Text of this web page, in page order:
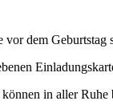
vor dem Geburtstag
in aller Ruhe